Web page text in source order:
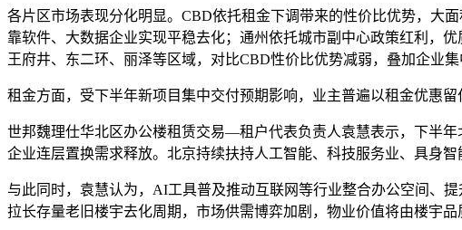
各片区市场表现分化明显。CBD依托租金下调带来的性价比优势，大
靠软件、大数据企业实现平稳去化；通州依托城市副中心政策红利，
王府井、东二环、丽泽等区域，对比CBD性价比优势减弱，叠加企业集
租金方面，受下半年新项目集中交付预期影响，业主普遍以租金优惠
世邦魏理仕华北区办公楼租赁交易—租户代表负责人袁慧表示，下半
企业连层置换需求释放。北京持续扶持人工智能、科技服务业、具身
与此同时，袁慧认为，AI工具普及推动互联网等行业整合办公空间、
拉长存量老旧楼宇去化周期，市场供需博弈加剧，物业价值将由楼宇品